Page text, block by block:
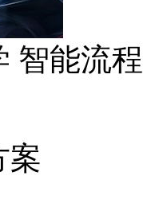
智能流
案